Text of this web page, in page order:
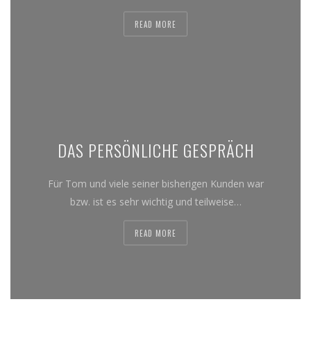
READ MORE
DAS PERSÖNLICHE GESPRÄCH
Für Tom und viele seiner bisherigen Kunden war
bzw. ist es sehr wichtig und teilweise…
READ MORE